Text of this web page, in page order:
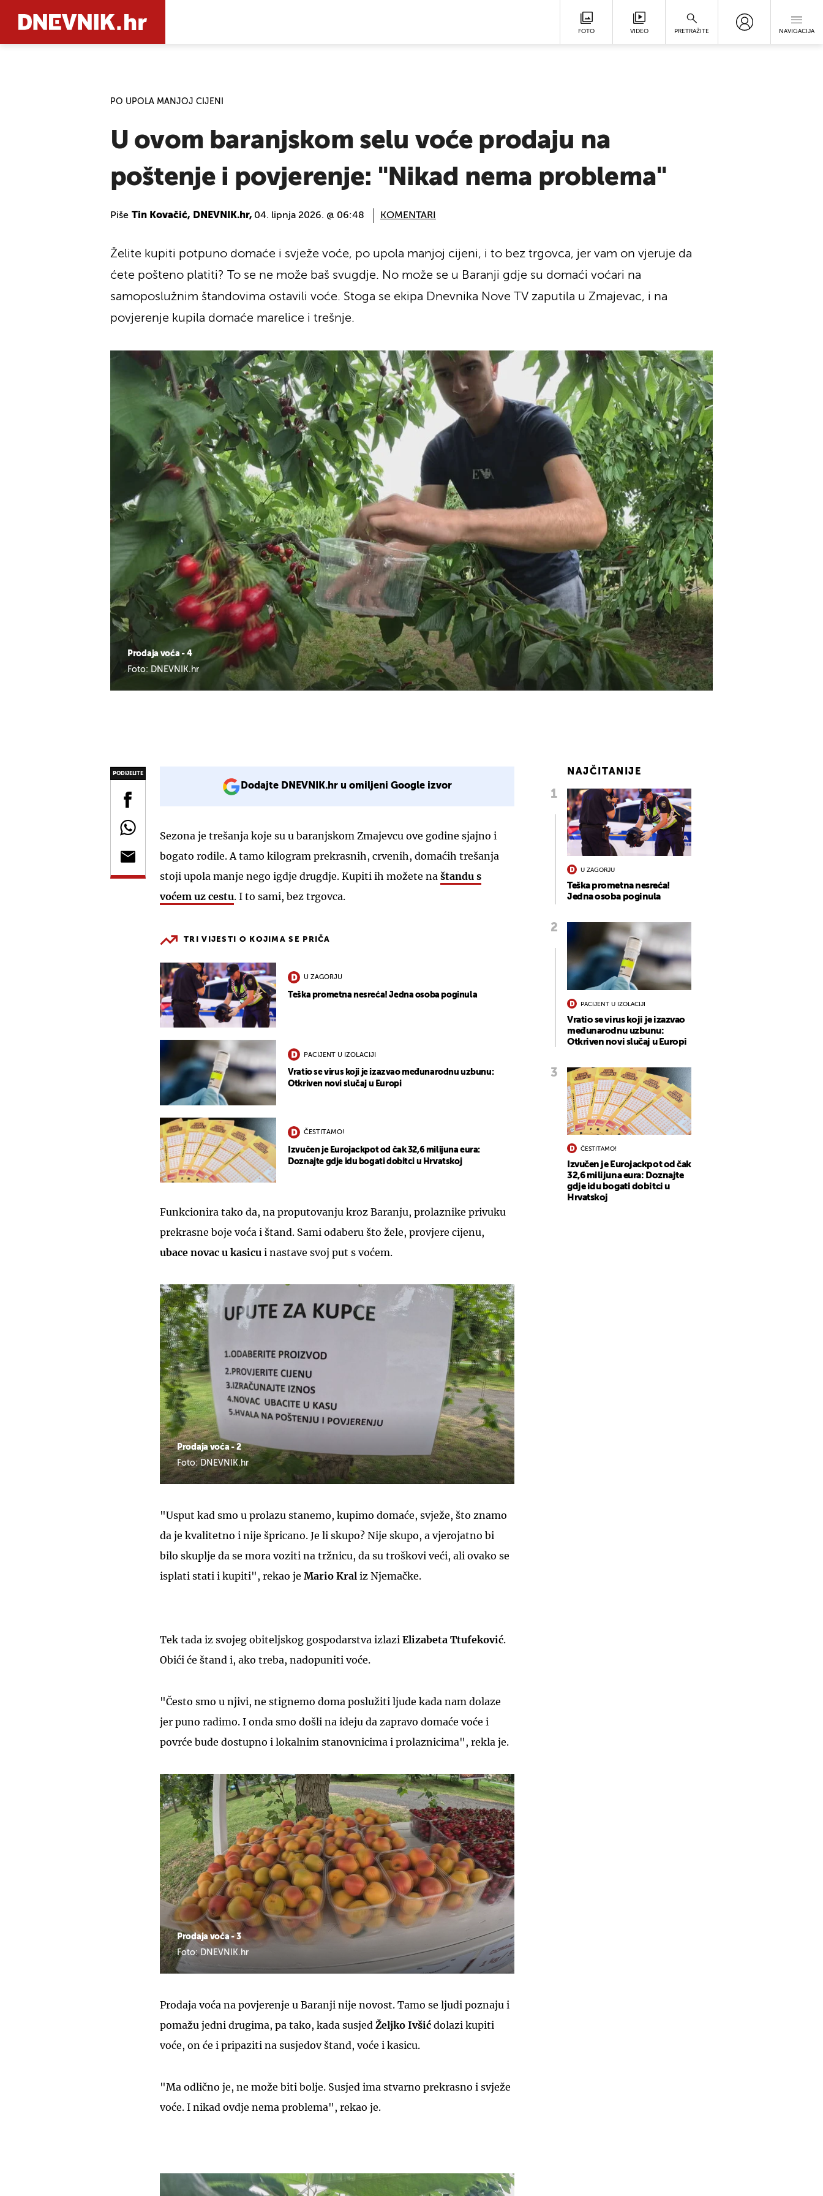
FOTO VIDEO PRETRAŽITE NAVIGACIJA
PO UPOLA MANJOJ CIJENI
U ovom baranjskom selu voće prodaju na
poštenje i povjerenje: "Nikad nema problema"
Piše Tin Kovačić, DNEVNIK.hr, 04. lipnja 2026. @ 06:48 KOMENTARI
Prodaja voća - 4
Foto: DNEVNIK.hr
Želite kupiti potpuno domaće i svježe voće, po upola manjoj cijeni, i to bez trgovca, jer vam on vjeruje da
ćete pošteno platiti? To se ne može baš svugdje. No može se u Baranji gdje su domaći voćari na
samoposlužnim štandovima ostavili voće. Stoga se ekipa Dnevnika Nove TV zaputila u Zmajevac, i na
povjerenje kupila domaće marelice i trešnje.
PODIJELITE
Dodajte DNEVNIK.hr u omiljeni Google izvor
Sezona je trešanja koje su u baranjskom Zmajevcu ove godine sjajno i
bogato rodile. A tamo kilogram prekrasnih, crvenih, domaćih trešanja
stoji upola manje nego igdje drugdje. Kupiti ih možete na štandu s
voćem uz cestu. I to sami, bez trgovca.
TRI VIJESTI O KOJIMA SE PRIČA
U ZAGORJU
Teška prometna nesreća! Jedna osoba poginula
PACIJENT U IZOLACIJI
Vratio se virus koji je izazvao međunarodnu uzbunu:
Otkriven novi slučaj u Europi
ČESTITAMO!
Izvučen je Eurojackpot od čak 32,6 milijuna eura:
Doznajte gdje idu bogati dobitci u Hrvatskoj
Funkcionira tako da, na proputovanju kroz Baranju, prolaznike privuku
prekrasne boje voća i štand. Sami odaberu što žele, provjere cijenu,
ubace novac u kasicu i nastave svoj put s voćem.
Prodaja voća - 2
Foto: DNEVNIK.hr
"Usput kad smo u prolazu stanemo, kupimo domaće, svježe, što znamo
da je kvalitetno i nije špricano. Je li skupo? Nije skupo, a vjerojatno bi
bilo skuplje da se mora voziti na tržnicu, da su troškovi veći, ali ovako se
isplati stati i kupiti", rekao je Mario Kral iz Njemačke.
Tek tada iz svojeg obiteljskog gospodarstva izlazi Elizabeta Ttufeković.
Obići će štand i, ako treba, nadopuniti voće.
"Često smo u njivi, ne stignemo doma poslužiti ljude kada nam dolaze
jer puno radimo. I onda smo došli na ideju da zapravo domaće voće i
povrće bude dostupno i lokalnim stanovnicima i prolaznicima", rekla je.
Prodaja voća - 3
Foto: DNEVNIK.hr
Prodaja voća na povjerenje u Baranji nije novost. Tamo se ljudi poznaju i
pomažu jedni drugima, pa tako, kada susjed Željko Ivšić dolazi kupiti
voće, on će i pripaziti na susjedov štand, voće i kasicu.
"Ma odlično je, ne može biti bolje. Susjed ima stvarno prekrasno i svježe
voće. I nikad ovdje nema problema", rekao je.
NAJČITANIJE
U ZAGORJU
Teška prometna nesreća!
Jedna osoba poginula
PACIJENT U IZOLACIJI
Vratio se virus koji je izazvao
međunarodnu uzbunu:
Otkriven novi slučaj u Europi
ČESTITAMO!
Izvučen je Eurojackpot od čak
32,6 milijuna eura: Doznajte
gdje idu bogati dobitci u
Hrvatskoj
UKLJUČITE NOTIFIKACIJE